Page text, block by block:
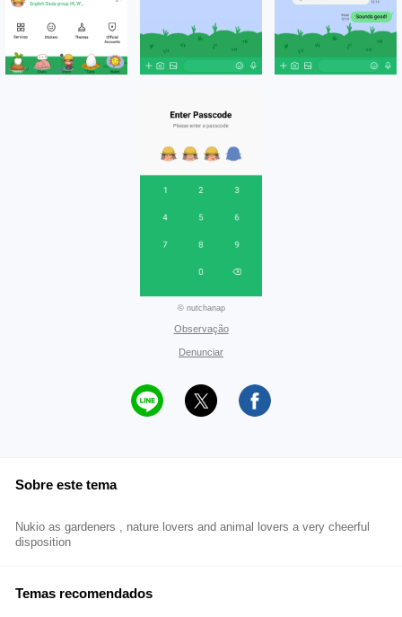
© nutchanap
Observação
Denunciar
Sobre este tema
Nukio as gardeners , nature lovers and animal lovers a very cheerful
disposition
Temas recomendados